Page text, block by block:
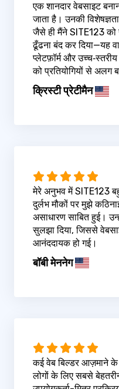
एक शानदार वेबसाइट
जाता है। उनकी
जैसे ही मैंने SITE123 को
ढूँढना बंद कर दिया—यह
प्लेटफ़ॉर्म और
को प्रतियोगियों से अलग
क्रिस्टी प्रेटीमैन
मेरे अनुभव में SITE123
दुर्लभ मौकों पर मुझे
असाधारण साबित हुई।
सुलझा दिया, जिससे
आनंददायक हो गई।
बॉबी मेननेग
कई वेब बिल्डर आज़माने
लोगों के लिए सबसे